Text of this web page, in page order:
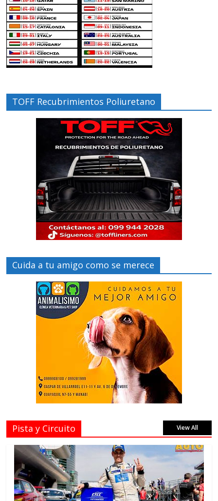
TOFF Recubrimientos Poliuretano
Cuida a tu amigo como se merece
Pista y Circuito View All